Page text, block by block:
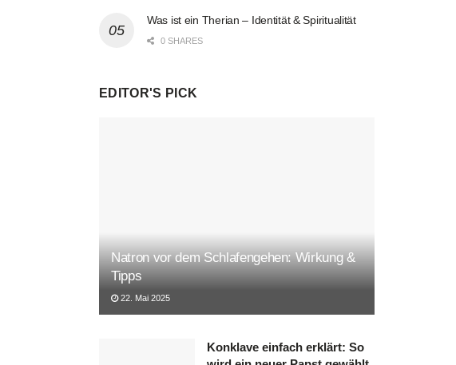
Was ist ein Therian – Identität & Spiritualität
0 SHARES
EDITOR'S PICK
Natron vor dem Schlafengehen: Wirkung &
Tipps
22. Mai 2025
Konklave einfach erklärt: So